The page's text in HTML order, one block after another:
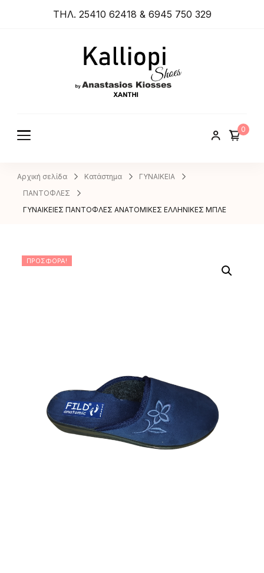
ΤΗΛ. 25410 62418 & 6945 750 329
KIOSSES
0
Αρχική σελίδα Κατάστημα
ΓΥΝΑΙΚΕΙΑ
ΠΑΝΤΟΦΛΕΣ
ΓΥΝΑΙΚΕΙΕΣ ΠΑΝΤΟΦΛΕΣ ΑΝΑΤΟΜΙΚΕΣ ΕΛΛΗΝΙΚΕΣ ΜΠΛΕ
ΠΡΟΣΦΟΡΆ!